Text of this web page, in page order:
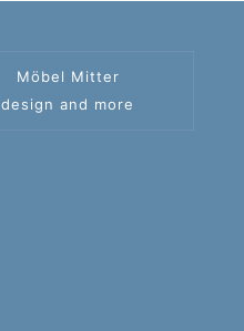
Möbel Mitter
design and more